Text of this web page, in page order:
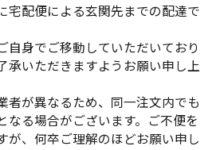
宅配便による玄関先までの配達で
自身でご移動していただいており
承いただきますようお願い申し上
者が異なるため、同一注文内でも
なる場合がございます。ご不便を
が、何卒ご理解のほどお願い申し